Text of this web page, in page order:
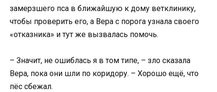
замерзшего пса в ближайшую к дому ветклинику,
чтобы проверить его, а Вера с порога узнала своего
«отказника» и тут же вызвалась помочь.
– Значит, не ошиблась я в том типе, – зло сказала
Вера, пока они шли по коридору. – Хорошо ещё, что
пёс сбежал.